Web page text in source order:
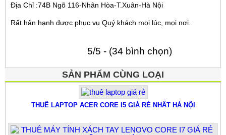
Địa Chỉ :74B Ngõ 116-Nhân Hòa-T.Xuân-Hà Nội
Rất hân hạnh được phục vụ Quý khách mọi lúc, mọi nơi.
5/5 - (34 bình chọn)
SẢN PHẨM CÙNG LOẠI
THUÊ LAPTOP ACER CORE I5 GIÁ RẺ NHẤT HÀ NỘI